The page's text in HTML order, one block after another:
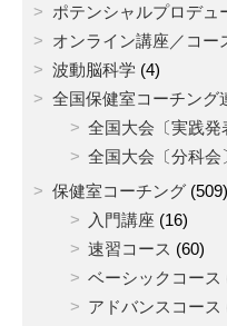
ポテンシャルプロデュ
オンライン講座／コー
波動脳科学 (4)
全国保健室コーチング
全国大会〔実践発
全国大会〔分科会
保健室コーチング(509)
入門講座 (16)
速習コース (60)
ベーシックコース
アドバンスコース